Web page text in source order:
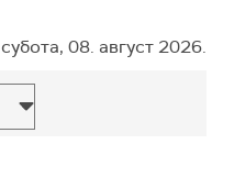
субота, 08. август 2026.